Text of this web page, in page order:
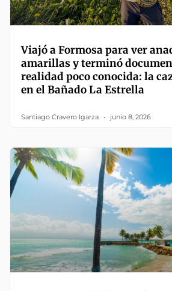
Viajó a Formosa para ver
amarillas y terminó
realidad poco conocida: la
en el Bañado La Estrella
Santiago Cravero Igarza junio 8, 2026